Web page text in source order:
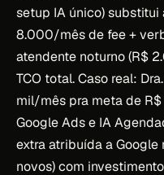
setup IA único)
8.000/mês de fee +
atendente noturno (R$
TCO total. Caso real:
mil/mês pra meta de
Google Ads e IA
extra atribuída a Google
novos) com